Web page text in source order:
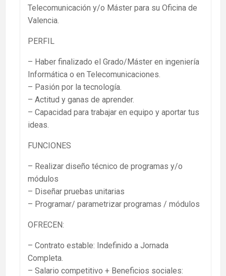
Telecomunicación y/o Máster para su Oficina de
Valencia.
PERFIL
– Haber finalizado el Grado/Máster en ingeniería
Informática o en Telecomunicaciones.
– Pasión por la tecnología.
– Actitud y ganas de aprender.
– Capacidad para trabajar en equipo y aportar tus
ideas.
FUNCIONES
– Realizar diseño técnico de programas y/o
módulos
– Diseñar pruebas unitarias
– Programar/ parametrizar programas / módulos
OFRECEN:
– Contrato estable: Indefinido a Jornada
Completa.
– Salario competitivo + Beneficios sociales: